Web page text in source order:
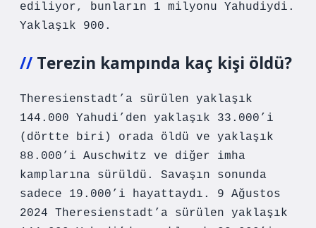
ediliyor, bunların 1 milyonu Yahudiydi.
Yaklaşık 900.
Terezin kampında kaç kişi öldü?
Theresienstadt’a sürülen yaklaşık
144.000 Yahudi’den yaklaşık 33.000’i
(dörtte biri) orada öldü ve yaklaşık
88.000’i Auschwitz ve diğer imha
kamplarına sürüldü. Savaşın sonunda
sadece 19.000’i hayattaydı. 9 Ağustos
2024 Theresienstadt’a sürülen yaklaşık